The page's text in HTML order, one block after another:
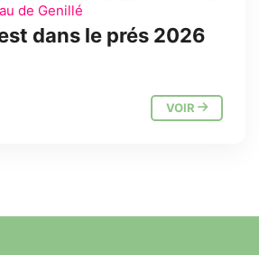
de Genillé
dans le prés 2026
VOIR